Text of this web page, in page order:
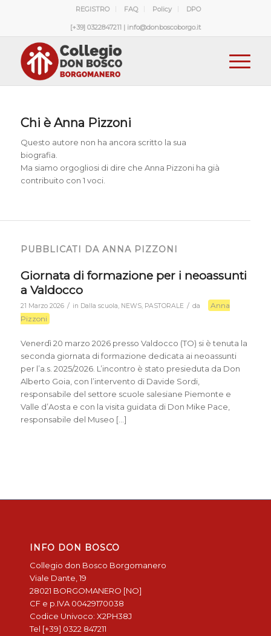
REGISTRO FAQ Policy DPO
[+39] 0322847211 | info@donboscoborgo.it
Chi è Anna Pizzoni
Questo autore non ha ancora scritto la sua
biografia.
Ma siamo orgogliosi di dire che Anna Pizzoniha già
contribuito con 1 voci.
PUBBLICATI DA ANNA PIZZONI
Giornata di formazione per i neoassunti
a Valdocco
21 Marzo 2026 / in Dalla scuola, NEWS, PASTORALE / da
Anna
Pizzoni
Venerdì 20 marzo 2026 presso Valdocco (TO) si è tenuta la
seconda giornata di formazione dedicata ai neoassunti
per l’a.s. 2025/2026. L’incontro è stato presieduta da Don
Alberto Goia, con l’intervento di Davide Sordi,
responsabile del settore scuole salesiane Piemonte e
Valle d’Aosta e con la visita guidata di Don Mike Pace,
responsabile del Museo […]
INFO DON BOSCO
Collegio don Bosco Borgomanero
Viale Dante, 19
28021 BORGOMANERO [NO]
CF e p.IVA 00429170038
Codice Univoco: X2PH38J
Tel [+39] 0322 847211